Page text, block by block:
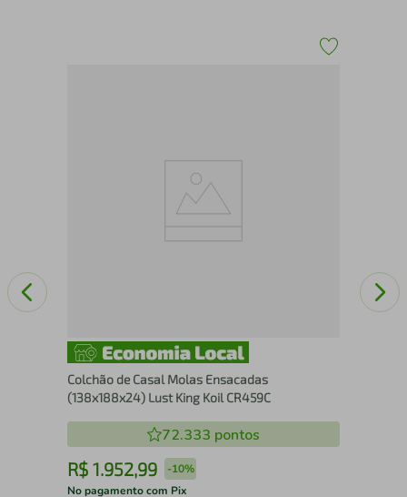
Colchão de Casal Molas Ensacadas
(138x188x24) Lust King Koil CR459C
72.333 pontos
R$ 1.952,99 -10%
No pagamento com Pix